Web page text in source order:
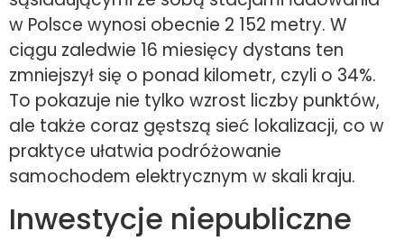
w Polsce wynosi obecnie 2 152 metry. W
ciągu zaledwie 16 miesięcy dystans ten
zmniejszył się o ponad kilometr, czyli o 34%.
To pokazuje nie tylko wzrost liczby punktów,
ale także coraz gęstszą sieć lokalizacji, co w
praktyce ułatwia podróżowanie
samochodem elektrycznym w skali kraju.
Inwestycje niepubliczne